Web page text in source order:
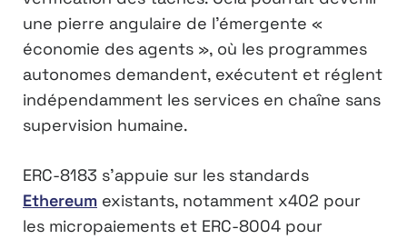
une pierre angulaire de l’émergente «
économie des agents », où les programmes
autonomes demandent, exécutent et réglent
indépendamment les services en chaîne sans
supervision humaine.
ERC-8183 s’appuie sur les standards
Ethereum existants, notamment x402 pour
les micropaiements et ERC-8004 pour